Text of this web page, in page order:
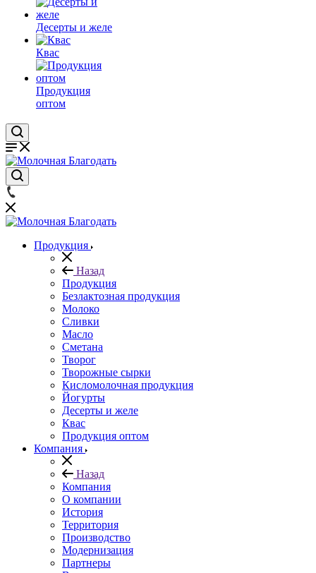
Десерты и желе
Квас
Продукция
оптом
Продукция
Назад
Продукция
Безлактозная продукция
Молоко
Сливки
Масло
Сметана
Творог
Творожные сырки
Кисломолочная продукция
Йогурты
Десерты и желе
Квас
Продукция оптом
Компания
Назад
Компания
О компании
История
Территория
Производство
Модернизация
Партнеры